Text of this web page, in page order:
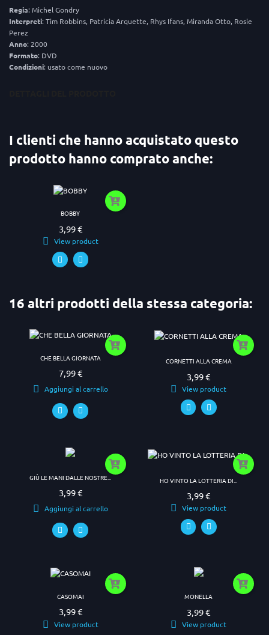
Regia: Michel Gondry
Interpreti: Tim Robbins, Patricia Arquette, Rhys Ifans, Miranda Otto, Rosie
Perez
Anno: 2000
Formato: DVD
Condizioni: usato come nuovo
I clienti che hanno acquistato questo
prodotto hanno comprato anche:
BOBBY
Prezzo
3,99 €
View product
16 altri prodotti della stessa categoria:
CHE BELLA GIORNATA
Prezzo
7,99 €
Aggiungi al carrello
CORNETTI ALLA CREMA
Prezzo
3,99 €
View product
GIÙ LE MANI DALLE NOSTRE...
Prezzo
3,99 €
Aggiungi al carrello
HO VINTO LA LOTTERIA DI...
Prezzo
3,99 €
View product
CASOMAI
Prezzo
3,99 €
View product
MONELLA
Prezzo
3,99 €
View product